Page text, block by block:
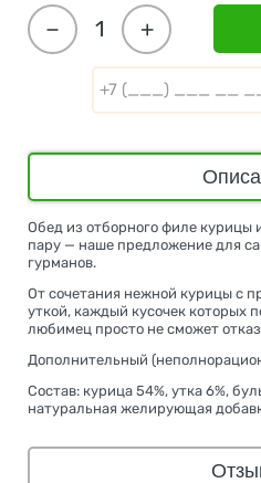
+
−
Обед из отборного филе курицы
пару — наше предложение для
гурманов.
От сочетания нежной курицы с
уткой, каждый кусочек которых
любимец просто не сможет
Дополнительный
Состав: курица 54%, утка 6%,
натуральная желирующая